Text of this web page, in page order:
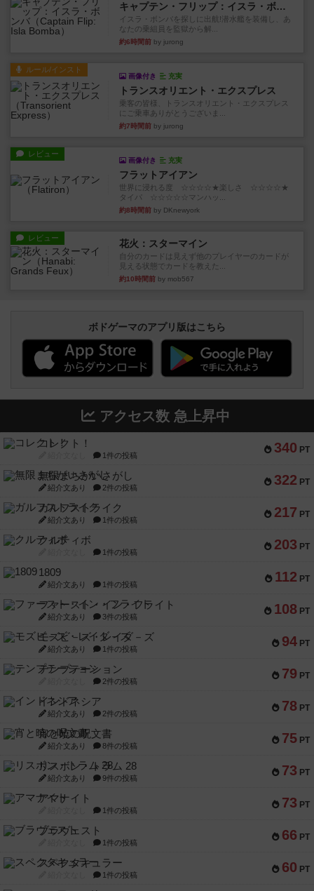
キャプテン・フリップ：イスラ・ボンバ
イスラ・ボンバを探しに出航!潜水艦を装備し、あ
なたの乗組員を監獄から解...
約6時間前 by jurong
ルール/インスト
画像付き 充実
トランスオリエント・エクスプレス
乗客の皆様、トランスオリエント・エクスプレス
にご乗車ありがとうございま...
約7時間前 by jurong
レビュー
画像付き 充実
フラットアイアン
世界に浸れる度 ☆☆☆☆★楽しさ ☆☆☆☆★
タイパ ☆☆☆☆☆マンハッ...
約8時間前 by DKnewyork
レビュー 花火：スターマイン
自分のカードは見えず他のプレイヤーのカードが
見える状態でカードを教えた...
約10時間前 by mob567
ボドゲーマのアプリ版はこちら
アクセス数 急上昇中
340 PT
コレクト！
1件の投稿
322 PT
無限まちがいさがし
紹介文あり 2件の投稿
217 PT
ガルフストライク
紹介文あり 1件の投稿
203 PT
クルティボ
1件の投稿
112 PT
1809
紹介文あり 1件の投稿
108 PT
ファースト・イン・フライト
紹介文あり 3件の投稿
94 PT
モズビ－ズ・レイダ－ズ
紹介文あり 1件の投稿
79 PT
テンプテーション
2件の投稿
78 PT
インドネシア
紹介文あり 2件の投稿
75 PT
宵と暁の呪文書
紹介文あり 8件の投稿
73 PT
リスボン・トラム 28
紹介文あり 9件の投稿
73 PT
アマナイト
1件の投稿
66 PT
ブラヴェスト
1件の投稿
60 PT
スペクタキュラー
1件の投稿